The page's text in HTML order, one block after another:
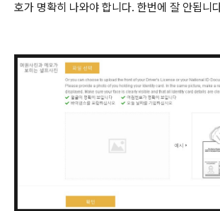
호가 명확히 나와야 합니다. 한번에 잘 안됩니